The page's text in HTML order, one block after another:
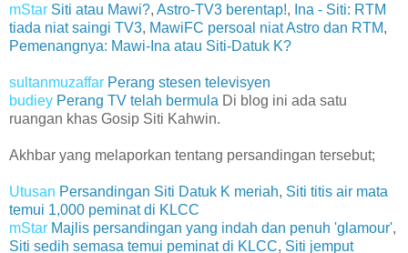
mStar Siti atau Mawi?, Astro-TV3 berentap!, Ina - Siti: RTM
tiada niat saingi TV3, MawiFC persoal niat Astro dan RTM,
Pemenangnya: Mawi-Ina atau Siti-Datuk K?
sultanmuzaffar Perang stesen televisyen
budiey Perang TV telah bermula Di blog ini ada satu
ruangan khas Gosip Siti Kahwin.
Akhbar yang melaporkan tentang persandingan tersebut;
Utusan Persandingan Siti Datuk K meriah, Siti titis air mata
temui 1,000 peminat di KLCC
mStar Majlis persandingan yang indah dan penuh 'glamour',
Siti sedih semasa temui peminat di KLCC, Siti jemput